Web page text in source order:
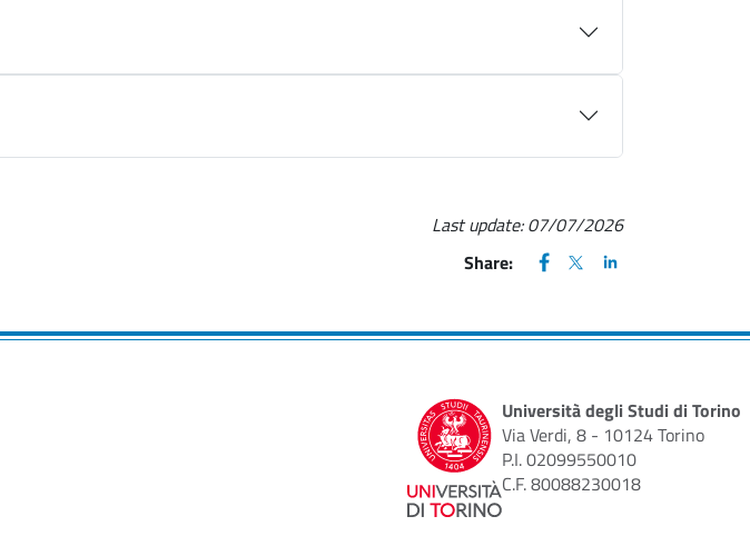
Last update:07/07/2026
Share:
FACEBOOK
(apre una nuova finestra)
X
(apre una nuova
LINKEDIN
(apre una nuova
Università degli Studi di Torino
Via Verdi, 8 - 10124 Torino
P.I. 02099550010
C.F. 80088230018